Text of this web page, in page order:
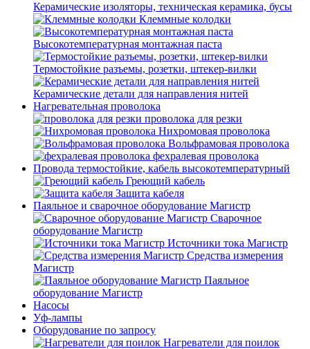
Керамические изоляторы, техническая керамика, бусы
Клеммные колодки
Высокотемпературная монтажная паста
Термостойкие разъемы, розетки, штекер-вилки
Керамические детали для направления нитей
Нагревательная проволока
проволока для резки
Нихромовая проволока
Вольфрамовая проволока
фехралевая проволока
Провода термостойкие, кабель высокотемпературный
Греющий кабель
Защита кабеля
Паяльное и сварочное оборудование Магистр
Сварочное
оборудование Магистр
Источники тока Магистр
Средства измерения
Магистр
Паяльное
оборудование Магистр
Насосы
Уф-лампы
Оборудование по запросу
Нагреватели для поилок